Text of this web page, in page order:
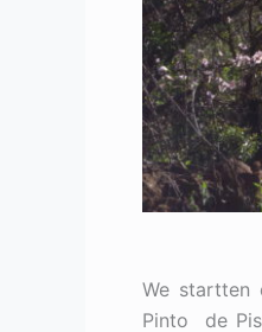
We startten
Pinto de